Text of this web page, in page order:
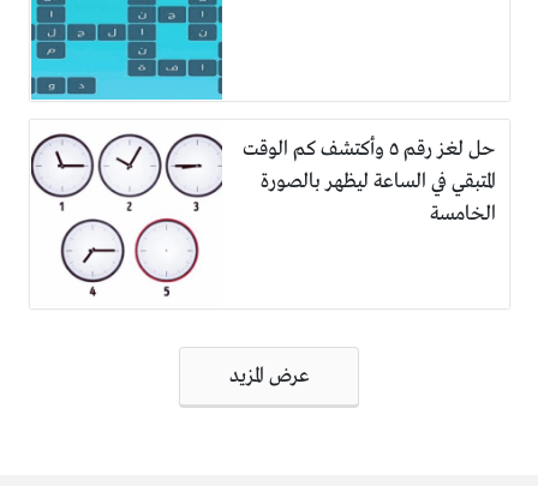
حل لغز رقم ٥ وأكتشف كم الوقت
المتبقي في الساعة ليظهر بالصورة
الخامسة
عرض المزيد